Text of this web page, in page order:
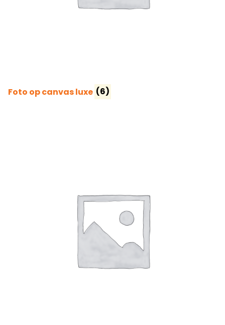
Foto op canvas luxe (6)